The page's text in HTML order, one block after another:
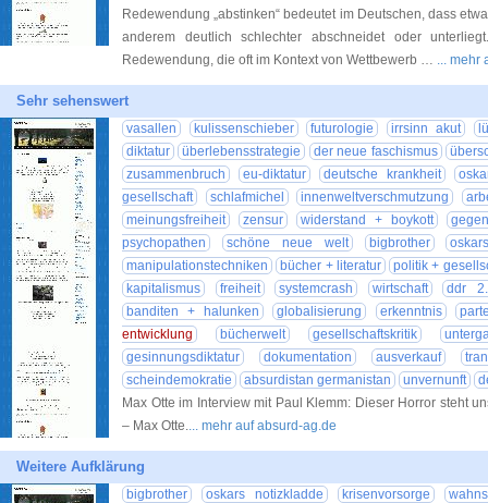
Redewendung „abstinken“ bedeutet im Deutschen, dass
anderem deutlich schlechter abschneidet oder
Redewendung, die oft im Kontext von Wettbewerb … ... mehr
Sehr sehenswert
vasallen kulissenschieber futurologie irrsinn akut
diktatur
überlebensstrategie der neue faschismus
zusammenbruch
eu-diktatur deutsche krankheit
gesellschaft
schlafmichel innenweltverschmutzung
meinungsfreiheit
zensur widerstand + boykott
psychopathen
schöne neue welt bigbrother
manipulationstechniken
bücher + literatur
politik +
kapitalismus
freiheit systemcrash wirtschaft
ddr
banditen + halunken
globalisierung erkenntnis
entwicklung
bücherwelt gesellschaftskritik
gesinnungsdiktatur
dokumentation ausverkauf
scheindemokratie
absurdistan germanistan unvernunft
Max Otte im Interview mit Paul Klemm: Dieser Horror steht
– Max Otte.... mehr auf absurd-ag.de
Weitere Aufklärung
bigbrother oskars notizkladde krisenvorsorge